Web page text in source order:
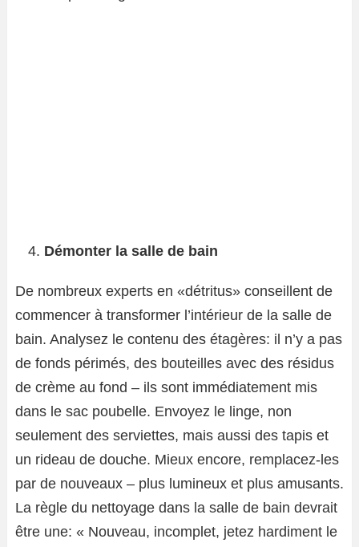
Démonter la salle de bain
De nombreux experts en «détritus» conseillent de
commencer à transformer l’intérieur de la salle de
bain. Analysez le contenu des étagères: il n’y a pas
de fonds périmés, des bouteilles avec des résidus
de crème au fond – ils sont immédiatement mis
dans le sac poubelle. Envoyez le linge, non
seulement des serviettes, mais aussi des tapis et
un rideau de douche. Mieux encore, remplacez-les
par de nouveaux – plus lumineux et plus amusants.
La règle du nettoyage dans la salle de bain devrait
être une: « Nouveau, incomplet, jetez hardiment le